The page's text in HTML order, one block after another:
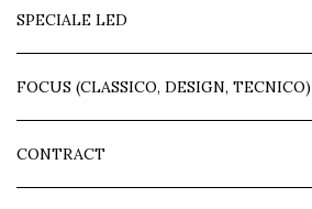
SPECIALE LED
FOCUS (CLASSICO, DESIGN, TECNICO)
CONTRACT